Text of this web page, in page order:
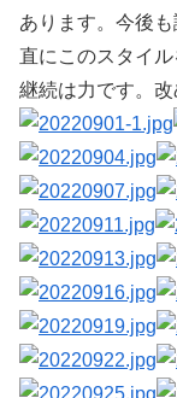
あります。今後
直にこのスタイル
継続は力です。